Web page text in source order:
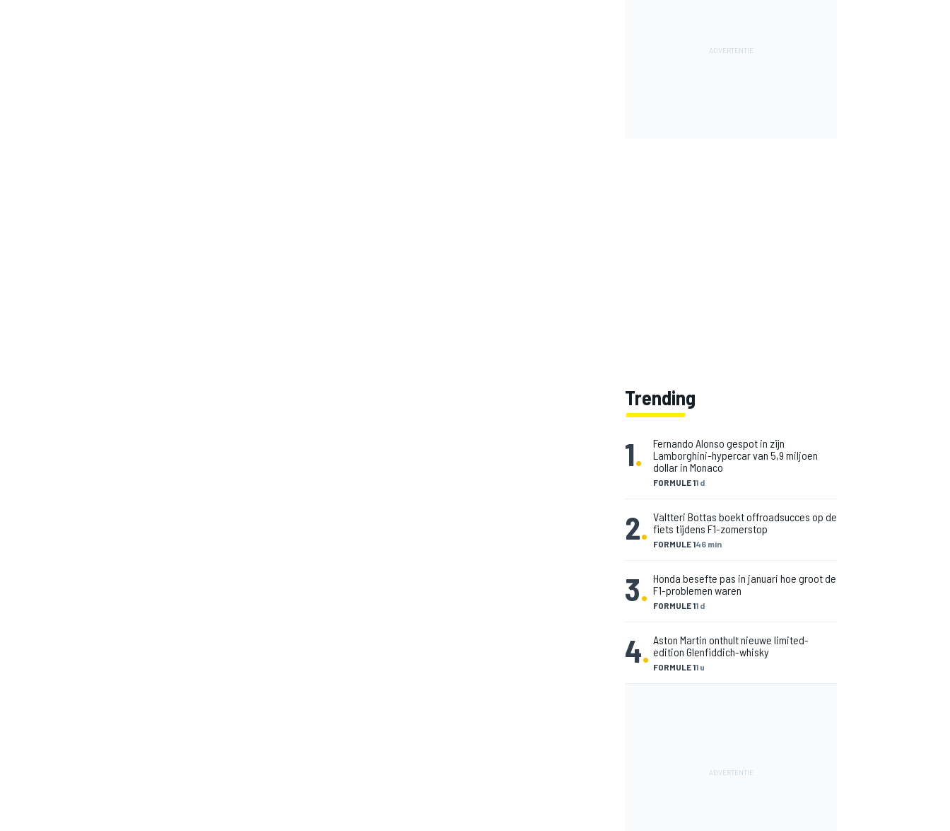
Trending
1.
FORMULE 11 d
Fernando Alonso gespot in zijn
Lamborghini-hypercar van 5,9 miljoen
dollar in Monaco
2. FORMULE 146 min
Valtteri Bottas boekt offroadsucces op de
fiets tijdens F1-zomerstop
3. FORMULE 11 d
Honda besefte pas in januari hoe groot de
F1-problemen waren
4. FORMULE 11 u
Aston Martin onthult nieuwe limited-
edition Glenfiddich-whisky